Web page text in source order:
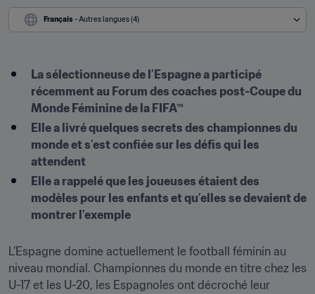
Français - Autres langues (4)
La sélectionneuse de l’Espagne a participé
récemment au Forum des coaches post-Coupe du
Monde Féminine de la FIFA™
Elle a livré quelques secrets des championnes du
monde et s’est confiée sur les défis qui les
attendent
Elle a rappelé que les joueuses étaient des
modèles pour les enfants et qu’elles se devaient de
montrer l’exemple
L’Espagne domine actuellement le football féminin au
niveau mondial. Championnes du monde en titre chez les
U-17 et les U-20, les Espagnoles ont décroché leur